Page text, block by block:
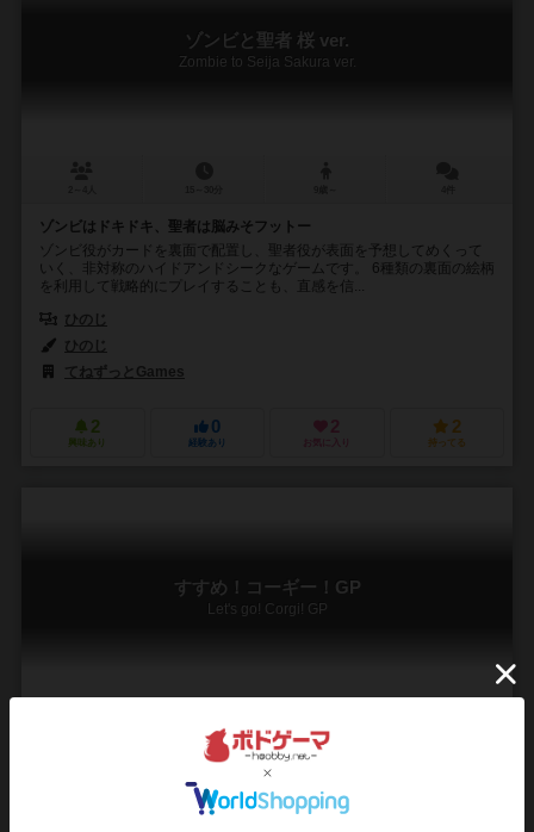
ゾンビと聖者 桜 ver.
Zombie to Seija Sakura ver.
ゾンビはドキドキ、聖者は脳みそフットー
ゾンビ役がカードを裏面で配置し、聖者役が表面を予想してめくって
いく、非対称のハイドアンドシークなゲームです。 6種類の裏面の絵柄
を利用して戦略的にプレイすることも、直感を信...
ひのじ
ひのじ
てねずっとGames
2
興味あり
0
経験あり
2
お気に入り
2
持ってる
すすめ！コーギー！GP
Let's go! Corgi! GP
20～30分 9歳～
カワイイだけじゃない、戦略的レースゲーム！ 「やる気」を管理して
『すすめ！コーギー！GP』は、個性豊かなコーギーたちを走らせて勝